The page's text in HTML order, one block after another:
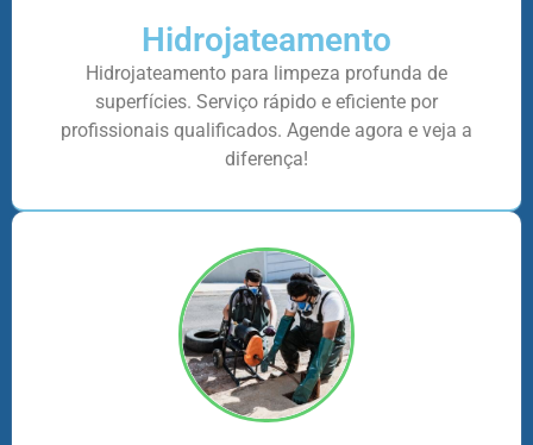
Hidrojateamento
Hidrojateamento para limpeza profunda de
superfícies. Serviço rápido e eficiente por
profissionais qualificados. Agende agora e veja a
diferença!